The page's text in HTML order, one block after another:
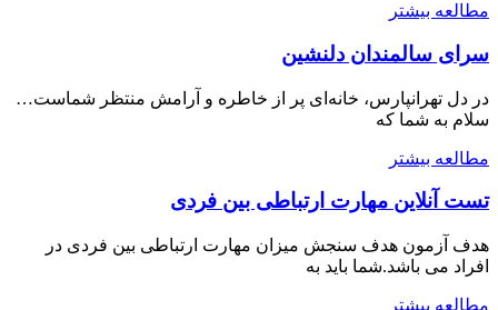
مطالعه بيشتر
سرای سالمندان دلنشین
در دل تهرانپارس، خانه‌ای پر از خاطره و آرامش منتظر شماست…
سلام به شما که
مطالعه بيشتر
تست آنلاین مهارت ارتباطی بین فردی
هدف آزمون هدف سنجش میزان مهارت ارتباطی بین فردی در
افراد می باشد.شما بايد به
مطالعه بيشتر